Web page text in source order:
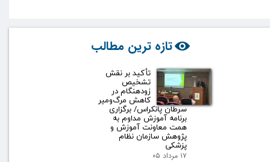
تازه ترین مطالب
تأکید بر نقش
تشخیص
زودهنگام در
کاهش مرگ‌ومیر
سرطان پانکراس/ برگزاری
برنامه آموزش مداوم به
همت معاونت آموزش و
پژوهش سازمان نظام
پزشکی
۱۷ مرداد ۰۵